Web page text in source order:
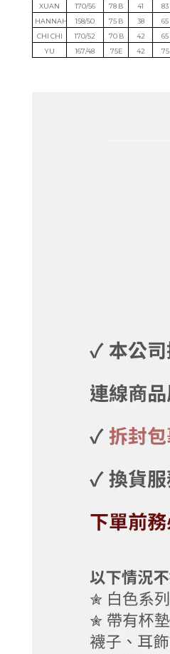
XUAN
170/56 78 B 41 83
HANNAH
158/50 75 B 38 65
CHI CHI
170/52 70 B 42 65
YU
167/48 75E 42 75